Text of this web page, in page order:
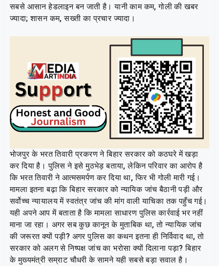
सबसे आसान हेडलाइन बन जाती है। यानी काम कम, गोली की खबर
ज्यादा; शासन कम, सख्ती का प्रचार ज्यादा।
भोजपुर के भरत तिवारी प्रकरण ने बिहार सरकार को कठघरे में खड़ा
कर दिया है। पुलिस ने इसे मुठभेड़ बताया, लेकिन परिवार का आरोप है
कि भरत तिवारी ने आत्मसमर्पण कर दिया था, फिर भी गोली मारी गई।
मामला इतना बढ़ा कि बिहार सरकार को न्यायिक जांच बैठानी पड़ी और
सर्वोच्च न्यायालय में स्वतंत्र जांच की मांग वाली याचिका तक पहुँच गई।
यही अपने आप में बताता है कि मामला साधारण पुलिस कार्रवाई भर नहीं
माना जा रहा। अगर सब कुछ कानून के मुताबिक था, तो न्यायिक जांच
की जरूरत क्यों पड़ी? अगर पुलिस का कथन इतना ही निर्विवाद था, तो
सरकार को अलग से निष्पक्ष जांच का भरोसा क्यों दिलाना पड़ा? बिहार
के मुख्यमंत्री सम्राट चौधरी के सामने यही सबसे बड़ा सवाल है।